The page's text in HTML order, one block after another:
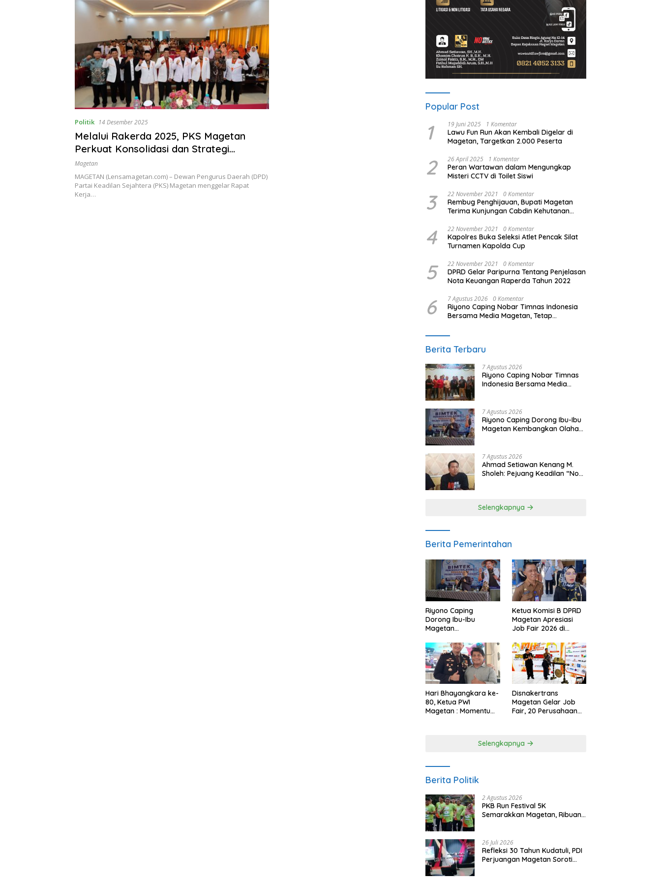
Politik 14 Desember 2025
Melalui Rakerda 2025, PKS Magetan
Perkuat Konsolidasi dan Strategi
Kemenangan
Magetan
MAGETAN (Lensamagetan.com) – Dewan Pengurus Daerah (DPD)
Partai Keadilan Sejahtera (PKS) Magetan menggelar Rapat
Kerja…
Popular Post
1 19 Juni 2025 1 Komentar
Lawu Fun Run Akan Kembali Digelar di
Magetan, Targetkan 2.000 Peserta
2 26 April 2025 1 Komentar
Peran Wartawan dalam Mengungkap
Misteri CCTV di Toilet Siswi
3 22 November 2021 0 Komentar
Rembug Penghijauan, Bupati Magetan
Terima Kunjungan Cabdin Kehutanan
4 22 November 2021 0 Komentar
Kapolres Buka Seleksi Atlet Pencak Silat
Turnamen Kapolda Cup
5 22 November 2021 0 Komentar
DPRD Gelar Paripurna Tentang Penjelasan
Nota Keuangan Raperda Tahun 2022
6 7 Agustus 2026 0 Komentar
Riyono Caping Nobar Timnas Indonesia
Bersama Media Magetan, Tetap
Berita Terbaru
7 Agustus 2026
Riyono Caping Nobar Timnas
Indonesia Bersama Media
7 Agustus 2026
Riyono Caping Dorong Ibu-Ibu
Magetan Kembangkan Olahan
7 Agustus 2026
Ahmad Setiawan Kenang M.
Sholeh: Pejuang Keadilan “No
Selengkapnya
Berita Pemerintahan
Riyono Caping
Dorong Ibu-Ibu
Magetan
Ikan, Perkuat Budaya
Gemar Makan Ikan
Ketua Komisi B DPRD
Magetan Apresiasi
Job Fair 2026 di
Anggaran
Hari Bhayangkara ke-
80, Ketua PWI
Magetan : Momentum
Disnakertrans
Magetan Gelar Job
Fair, 20 Perusahaan
Selengkapnya
Berita Politik
2 Agustus 2026
PKB Run Festival 5K
Semarakkan Magetan, Ribuan
26 Juli 2026
Refleksi 30 Tahun Kudatuli, PDI
Perjuangan Magetan Soroti